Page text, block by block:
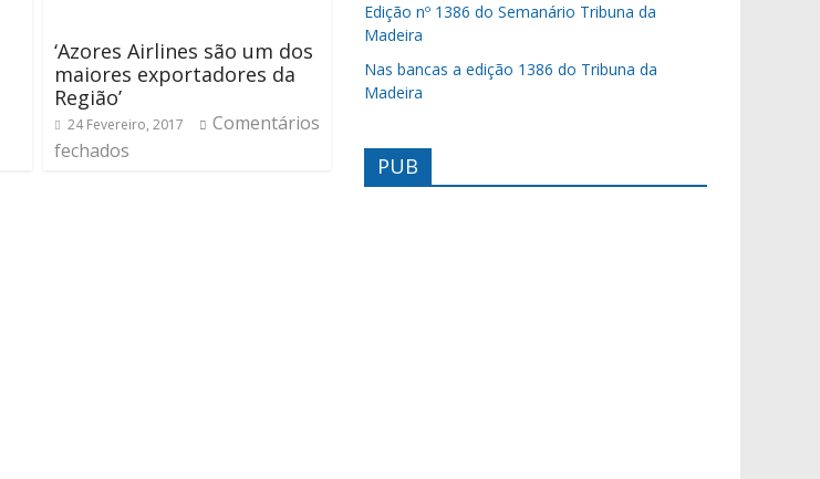
‘Azores Airlines são um dos
maiores exportadores da
Região’
24 Fevereiro, 2017
Comentários
fechados
Edição nº 1386 do Semanário Tribuna da
Madeira
Nas bancas a edição 1386 do Tribuna da
Madeira
PUB